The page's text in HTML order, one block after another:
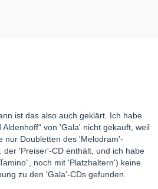
ist das also auch geklärt. Ich habe
Aldenhoff“ von 'Gala' nicht gekauft, weil
nur Doubletten des 'Melodram'-
der 'Preiser'-CD enthält, und ich habe
noch mit 'Platzhaltern') keine
zu den 'Gala'-CDs gefunden.